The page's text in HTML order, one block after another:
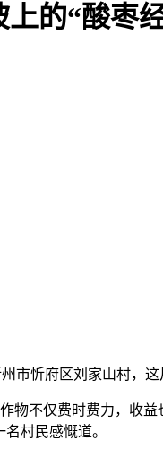
上的“酸枣
市忻府区刘家山村，
不仅费时费力，收益
村民感慨道。